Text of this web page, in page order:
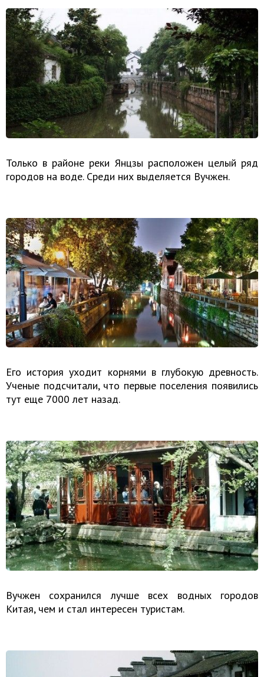
Только в районе реки Янцзы расположен целый ряд
городов на воде. Среди них выделяется Вучжен.
Его история уходит корнями в глубокую древность.
Ученые подсчитали, что первые поселения появились
тут еще 7000 лет назад.
Вучжен сохранился лучше всех водных городов
Китая, чем и стал интересен туристам.